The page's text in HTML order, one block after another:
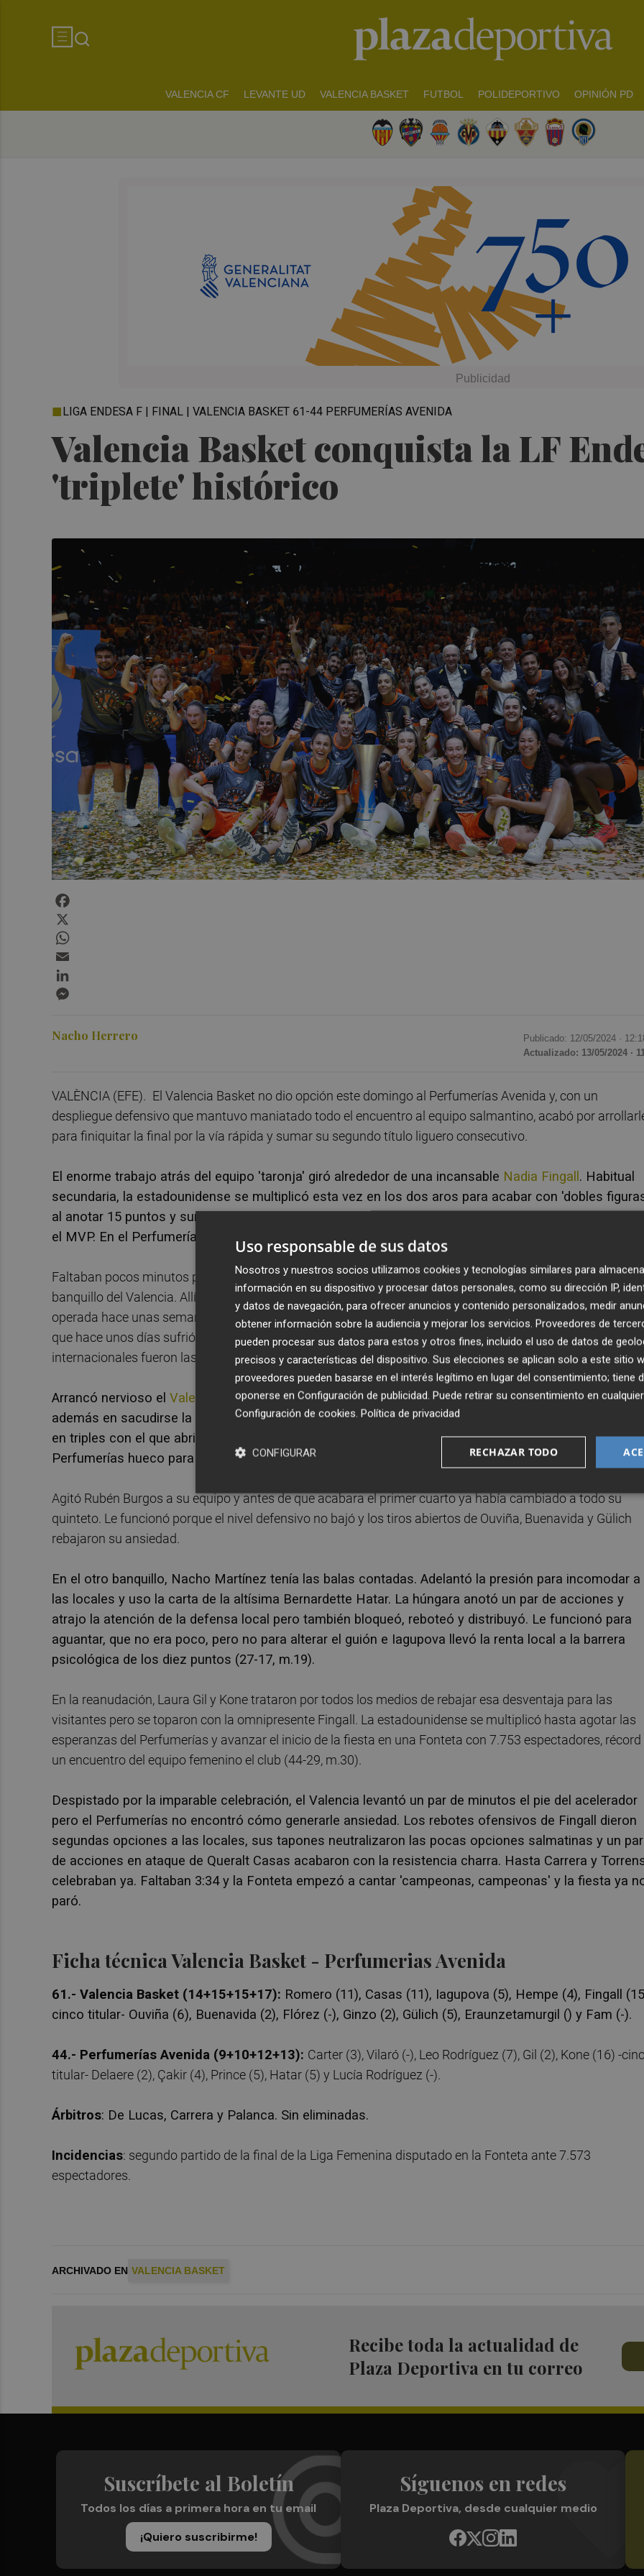
VALENCIA CF LEVANTE UD VALENCIA BASKET FUTBOL POLIDEPORTIVO OPINIÓN PD
Valencia Basket conquista la LF
'triplete' histórico
LIGA ENDESA F | FINAL | VALENCIA BASKET 61-44 PERFUMERÍAS AVENIDA
Nacho Herrero Publicado: 12/05/2024 ·
Actualizado: 13/05/2024 ·
VALÈNCIA (EFE). El Valencia Basket no dio opción este domingo al Perfumerías Avenida y, con un
despliegue defensivo que mantuvo maniatado todo el encuentro al equipo salmantino, acabó por
para finiquitar la final por la vía rápida y sumar su segundo título liguero consecutivo.
El enorme trabajo atrás del equipo 'taronja' giró alrededor de una incansable Nadia Fingall. Habitual
secundaria, la estadounidense se multiplicó esta vez en los dos aros para acabar con 'dobles
al anotar 15 puntos y sumar 12 rebotes, a los que añadió tres asistencias y dos tapones. Para ella
el MVP. En el Perfumerías, solo Sika Kone puso en problemas a las locales y no demasiados.
Faltaban pocos minutos para empezar y la visitante Silvia Domínguez, risueña pero en chándal, se
banquillo del Valencia. Allí, ajenas al calentamiento de su equipo, charlaban las locales Raquel Carrera,
operada hace unas semanas de una grave lesión en la rodilla derecha, y Alba Torrens, con muletas desde
que hace unos días sufrió un esguince en el ligamento externo de la rodilla izquierda. Las tres
internacionales fueron las grandes ausencias de la final pero el castigo era mayor para las visitantes.
Arrancó nervioso el Valencia Basket, consciente de que podía ser una tarde histórica. Se empeñó
además en sacudirse la presión con tiros lejanos pero le lastró el 2 de 13 en tiros de campo y el 1 de
en triples con el que abrió el choque. Le sostuvo su siempre intensa defensa que apenas dejó al
Perfumerías hueco para algunas canastas de Kone (7-6, m.7).
Agitó Rubén Burgos a su equipo y antes de que acabara el primer cuarto ya había cambiado a todo su
quinteto. Le funcionó porque el nivel defensivo no bajó y los tiros abiertos de Ouviña, Buenavida y Gülich
rebajaron su ansiedad.
En el otro banquillo, Nacho Martínez tenía las balas contadas. Adelantó la presión para incomodar a
las locales y uso la carta de la altísima Bernardette Hatar. La húngara anotó un par de acciones y
atrajo la atención de la defensa local pero también bloqueó, reboteó y distribuyó. Le funcionó para
aguantar, que no era poco, pero no para alterar el guión e Iagupova llevó la renta local a la barrera
psicológica de los diez puntos (27-17, m.19).
En la reanudación, Laura Gil y Kone trataron por todos los medios de rebajar esa desventaja para las
visitantes pero se toparon con la omnipresente Fingall. La estadounidense se multiplicó hasta agotar las
esperanzas del Perfumerías y avanzar el inicio de la fiesta en una Fonteta con 7.753 espectadores, récord
un encuentro del equipo femenino el club (44-29, m.30).
Despistado por la imparable celebración, el Valencia levantó un par de minutos el pie del acelerador
pero el Perfumerías no encontró cómo generarle ansiedad. Los rebotes ofensivos de Fingall dieron
segundas opciones a las locales, sus tapones neutralizaron las pocas opciones salmatinas y un par
de acciones en ataque de Queralt Casas acabaron con la resistencia charra. Hasta Carrera y
celebraban ya. Faltaban 3:34 y la Fonteta empezó a cantar 'campeonas, campeonas' y la fiesta ya
paró.
Ficha técnica Valencia Basket - Perfumerias Avenida
61.- Valencia Basket (14+15+15+17): Romero (11), Casas (11), Iagupova (5), Hempe (4), Fingall
cinco titular- Ouviña (6), Buenavida (2), Flórez (-), Ginzo (2), Gülich (5), Eraunzetamurgil () y Fam (-).
44.- Perfumerías Avenida (9+10+12+13): Carter (3), Vilaró (-), Leo Rodríguez (7), Gil (2), Kone (16) -
titular- Delaere (2), Çakir (4), Prince (5), Hatar (5) y Lucía Rodríguez (-).
Árbitros: De Lucas, Carrera y Palanca. Sin eliminadas.
Incidencias: segundo partido de la final de la Liga Femenina disputado en la Fonteta ante 7.573
espectadores.
ARCHIVADO EN VALENCIA BASKET
Recibe toda la actualidad de
Plaza Deportiva en tu correo
Suscríbete al Boletín
Todos los días a primera hora en tu email
¡Quiero suscribirme!
Síguenos en redes
Plaza Deportiva, desde cualquier medio
Uso responsable de sus datos
Nosotros y nuestros socios utilizamos cookies y tecnologías similares para
información en su dispositivo y procesar datos personales, como su dirección IP,
y datos de navegación, para ofrecer anuncios y contenido personalizados, medir
obtener información sobre la audiencia y mejorar los servicios. Proveedores de
pueden procesar sus datos para estos y otros fines, incluido el uso de datos de
precisos y características del dispositivo. Sus elecciones se aplican solo a este sitio
proveedores pueden basarse en el interés legítimo en lugar del consentimiento; tiene
oponerse en Configuración de publicidad. Puede retirar su consentimiento en
Configuración de cookies. Política de privacidad
RECHAZAR TODO
CONFIGURAR